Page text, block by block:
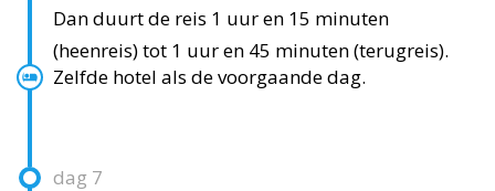
Dan duurt de reis 1 uur en 15 minuten
(heenreis) tot 1 uur en 45 minuten (terugreis).
Zelfde hotel als de voorgaande dag.
dag 7